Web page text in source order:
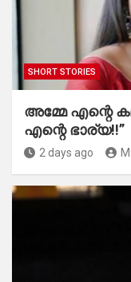
SHORT STORIES
അമ്മേ എന്റെ
എന്റെ ഭാര്യ!!”
2 days ago